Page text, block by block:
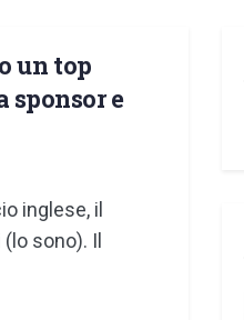
un top
sponsor e
inglese, il
sono). Il